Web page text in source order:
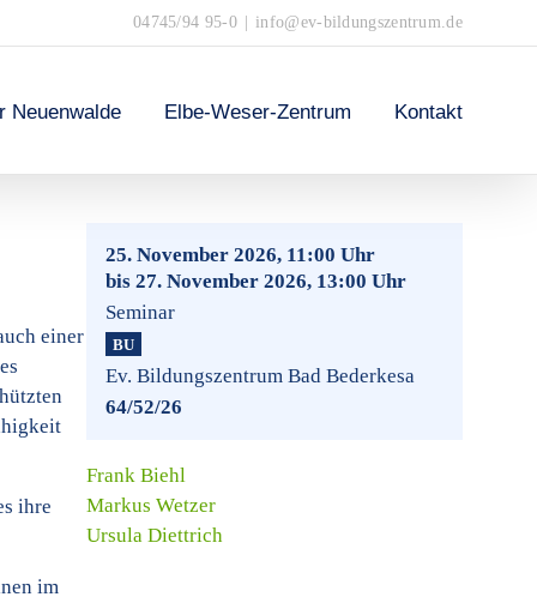
04745/94 95-0 info@ev-bildungszentrum.de
Neuenwalde Elbe-Weser-Zentrum Kontakt
einer
ihre
im
25. November 2026, 11:00 Uhr
bis 27. November 2026, 13:00 Uhr
Seminar
BU
Ev. Bildungszentrum Bad Bederkesa
64/52/26
Frank Biehl
Markus Wetzer
Ursula Diettrich